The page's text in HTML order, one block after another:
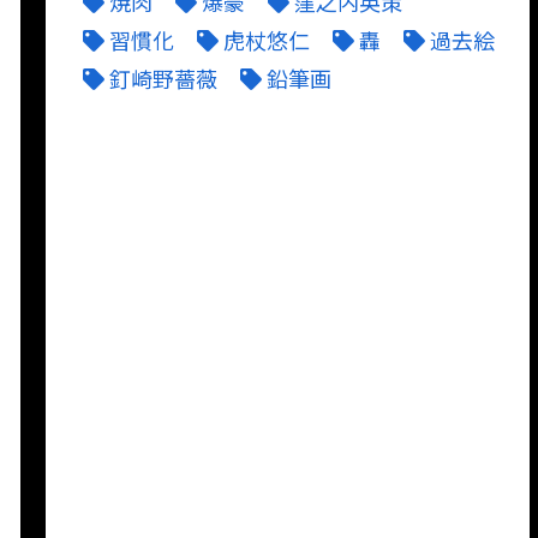
習慣化
虎杖悠仁 轟
過去絵
釘崎野薔薇
鉛筆画